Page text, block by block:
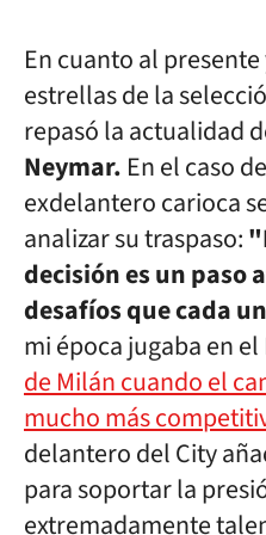
En cuanto al
estrellas de la
repasó la actualidad
Neymar. En el caso
exdelantero carioca
analizar su traspaso:
decisión es un paso
desafíos que cada
mi época jugaba en
de Milán cuando el
mucho más
delantero del City
para soportar la
extremadamente